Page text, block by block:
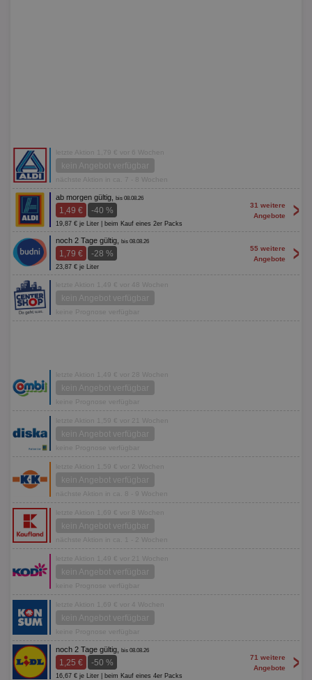
letzte Aktion 1,79 € vor 6 Wochen
kein Angebot verfügbar
nächste Aktion in ca. 7 - 8 Wochen
ab morgen gültig, bis 08.08.26
1,49 € -40 %
19,87 € je Liter | beim Kauf eines 2er Packs
31 weitere
Angebote
>
noch 2 Tage gültig, bis 08.08.26
1,79 € -28 %
23,87 € je Liter
55 weitere
Angebote
>
letzte Aktion 1,49 € vor 48 Wochen
kein Angebot verfügbar
keine Prognose verfügbar
letzte Aktion 1,49 € vor 28 Wochen
kein Angebot verfügbar
keine Prognose verfügbar
letzte Aktion 1,59 € vor 21 Wochen
kein Angebot verfügbar
keine Prognose verfügbar
letzte Aktion 1,59 € vor 2 Wochen
kein Angebot verfügbar
nächste Aktion in ca. 8 - 9 Wochen
letzte Aktion 1,69 € vor 8 Wochen
kein Angebot verfügbar
nächste Aktion in ca. 1 - 2 Wochen
letzte Aktion 1,49 € vor 21 Wochen
kein Angebot verfügbar
keine Prognose verfügbar
letzte Aktion 1,69 € vor 4 Wochen
kein Angebot verfügbar
keine Prognose verfügbar
noch 2 Tage gültig, bis 08.08.26
1,25 € -50 %
16,67 € je Liter | beim Kauf eines 4er Packs
71 weitere
Angebote
>